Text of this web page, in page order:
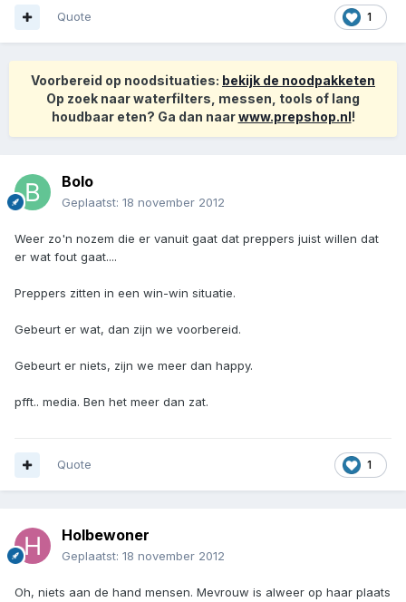
1
Quote
Voorbereid op noodsituaties: bekijk de noodpakketen
Op zoek naar waterfilters, messen, tools of lang
houdbaar eten? Ga dan naarwww.prepshop.nl!
Bolo
Geplaatst: 18 november 2012
Weer zo'n nozem die er vanuit gaat dat preppers juist willen dat
er wat fout gaat....
Preppers zitten in een win-win situatie.
Gebeurt er wat, dan zijn we voorbereid.
Gebeurt er niets, zijn we meer dan happy.
pfft.. media. Ben het meer dan zat.
1
Quote
Holbewoner
Geplaatst: 18 november 2012
Oh, niets aan de hand mensen. Mevrouw is alweer op haar plaats